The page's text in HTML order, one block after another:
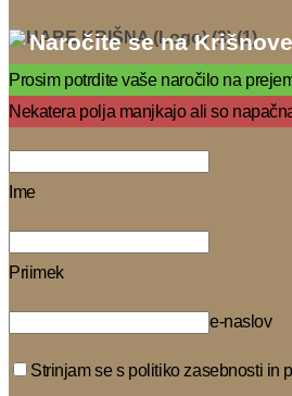
Naročite se na
Prosim potrdite vaše naročilo na
Nekatera polja manjkajo ali so
Ime
Priimek
e-naslov
Strinjam se s politiko zasebnosti in